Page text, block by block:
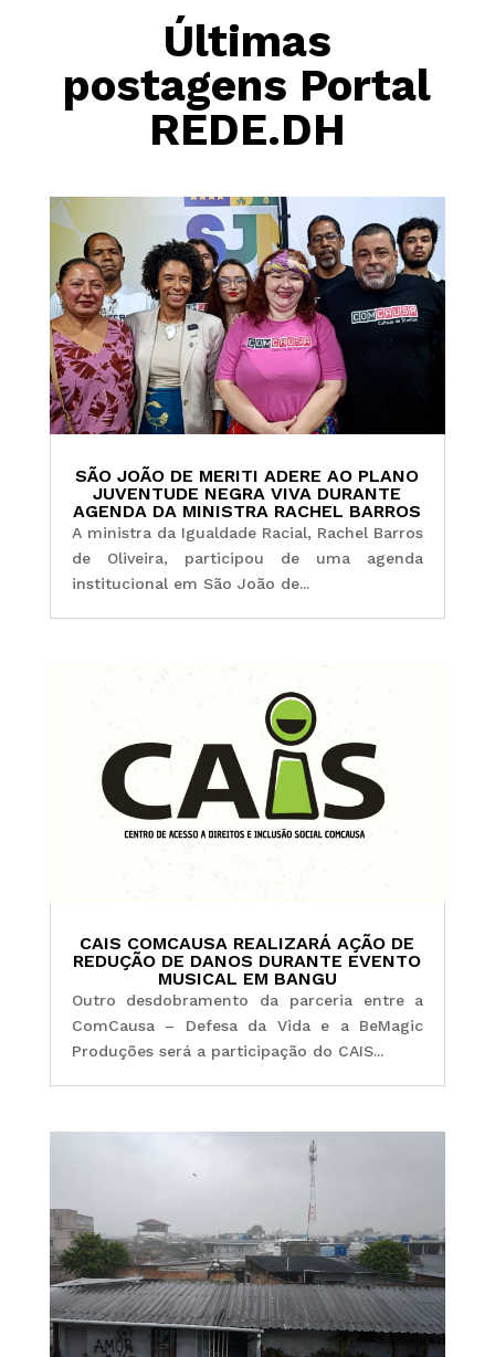
Últimas
postagens Portal
REDE.DH
SÃO JOÃO DE MERITI ADERE AO PLANO
JUVENTUDE NEGRA VIVA DURANTE
AGENDA DA MINISTRA RACHEL BARROS
A ministra da Igualdade Racial, Rachel Barros
de Oliveira, participou de uma agenda
institucional em São João de...
CAIS COMCAUSA REALIZARÁ AÇÃO DE
REDUÇÃO DE DANOS DURANTE EVENTO
MUSICAL EM BANGU
Outro desdobramento da parceria entre a
ComCausa – Defesa da Vida e a BeMagic
Produções será a participação do CAIS...